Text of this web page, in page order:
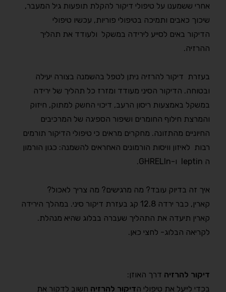
אחרי ששמענו על טיפולי דיקור להקלת תופעות גיל המעבר,
שיכוך כאבים ותמיכה בטיפולי פוריות, עכשיו טיפולי
הדיקור באים לסייע לירידה במשקל ולעודד את תהליך
ההרזיה.
בעזרת דיקור להרזיה ניתן לטפל בהשמנה בצורה יעילה
ובטוחה. הדיקור הסיני מעודד ומזרז כל תהליך של ירידה
במשקל באמצעות ריסון הרעב, דיכוי החשק למתוק, חיזוק
והמרצת חילוף החומרים ושיפור הספיגה של המרכיבים
החיוניים מהתזונה. מחקרים מראים כי טיפולי הדיקור תורמים
רבות לאיזון וויסות הורמונים האחראים להשמנה: כגון הורמון
ה leptin ו-GHRELIn.
איך זה בדיוק עובד? מה מרגישים? מה צריך לאכול?
קארין, כבר ירדה 12.8 קג בעזרת דיקור סיני. במהלך הירידה
קארין תיעדה את התהליך שעברה בבלוג שהיא מנהלת.
לקריאה הבלוג- לחצי כאן.
דיקור להרזיה דרך האוזן:
בכדי לייעל את טיפולי הדיקור להרזיה חשוב לדקור את